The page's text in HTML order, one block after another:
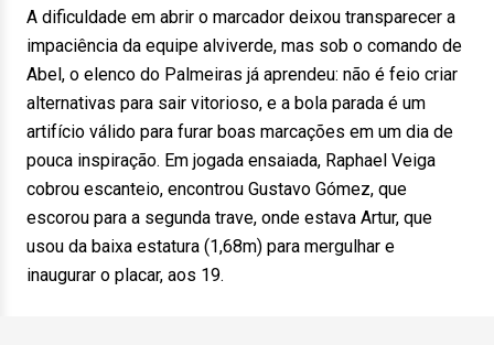
A dificuldade em abrir o marcador deixou transparecer a
impaciência da equipe alviverde, mas sob o comando de
Abel, o elenco do Palmeiras já aprendeu: não é feio criar
alternativas para sair vitorioso, e a bola parada é um
artifício válido para furar boas marcações em um dia de
pouca inspiração. Em jogada ensaiada, Raphael Veiga
cobrou escanteio, encontrou Gustavo Gómez, que
escorou para a segunda trave, onde estava Artur, que
usou da baixa estatura (1,68m) para mergulhar e
inaugurar o placar, aos 19.